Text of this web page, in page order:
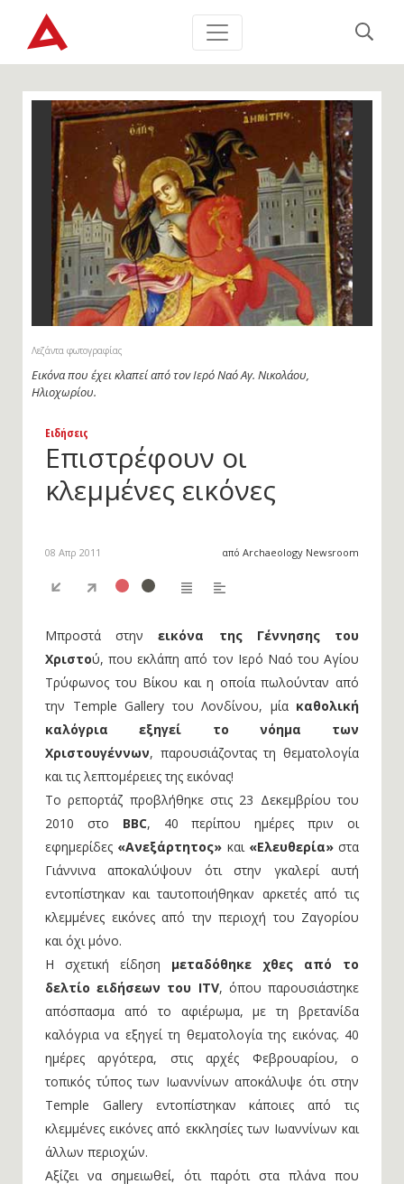
Λεζάντα φωτογραφίας
Εικόνα που έχει κλαπεί από τον Ιερό Ναό Αγ. Νικολάου,
Ηλιοχωρίου.
Ειδήσεις
Επιστρέφουν οι
κλεμμένες εικόνες
08 Απρ 2011 από Archaeology Newsroom
Μπροστά στηνεικόνα της Γέννησης του
Χριστού, που εκλάπη από τον Ιερό Ναό του Αγίου
Τρύφωνος του Βίκου και η οποία πωλούνταν από
την Temple Gallery του Λονδίνου, μία καθολική
καλόγρια εξηγεί το νόημα των
Χριστουγέννων, παρουσιάζοντας τη θεματολογία
και τις λεπτομέρειες της εικόνας!
Το ρεπορτάζ προβλήθηκε στις 23 Δεκεμβρίου του
2010 στο BBC, 40 περίπου ημέρες πριν οι
εφημερίδες «Ανεξάρτητος» και «Ελευθερία»στα
Γιάννινα αποκαλύψουν ότι στην γκαλερί αυτή
εντοπίστηκαν και ταυτοποιήθηκαν αρκετές από τις
κλεμμένες εικόνες από την περιοχή του Ζαγορίου
και όχι μόνο.
Η σχετική είδηση μεταδόθηκε χθες από το
δελτίο ειδήσεων του ITV, όπου παρουσιάστηκε
απόσπασμα από το αφιέρωμα, με τη βρετανίδα
καλόγρια να εξηγεί τη θεματολογία της εικόνας. 40
ημέρες αργότερα, στις αρχές Φεβρουαρίου, ο
τοπικός τύπος των Ιωαννίνων αποκάλυψε ότι στην
Temple Gallery εντοπίστηκαν κάποιες από τις
κλεμμένες εικόνες από εκκλησίες των Ιωαννίνων και
άλλων περιοχών.
Αξίζει να σημειωθεί, ότι παρότι στα πλάνα που